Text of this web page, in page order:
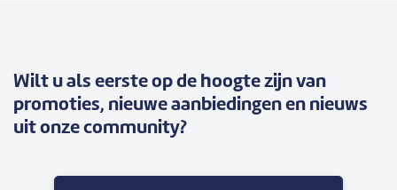
Wilt u als eerste op de hoogte zijn van
promoties, nieuwe aanbiedingen en nieuws
uit onze community?